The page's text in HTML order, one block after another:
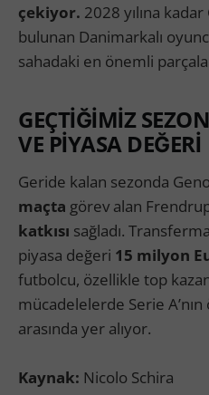
çekiyor. 2028 yılına
bulunan Danimarkalı
sahadaki en önemli
GEÇTİĞİMİZ
VE PİYASA DEĞERİ
Geride kalan sezonda
maçta görev alan
katkısı sağladı.
piyasa değeri 15 milyon
futbolcu, özellikle top
mücadelelerde Serie
arasında yer alıyor.
Kaynak: Nicolo Schira